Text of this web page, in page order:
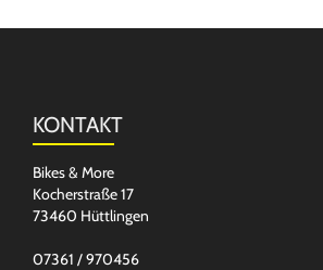
KONTAKT
Bikes & More
Kocherstraße 17
73460 Hüttlingen
07361 / 970456